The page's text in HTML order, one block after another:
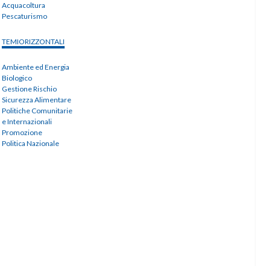
Acquacoltura
Pescaturismo
TEMIORIZZONTALI
Ambiente ed Energia
Biologico
Gestione Rischio
Sicurezza Alimentare
Politiche Comunitarie
e Internazionali
Promozione
Politica Nazionale